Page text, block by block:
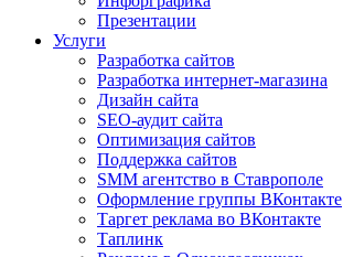
Презентации
Услуги
Разработка сайтов
Разработка интернет-магазина
Дизайн сайта
SEO-аудит сайта
Оптимизация сайтов
Поддержка сайтов
SMM агентство в Ставрополе
Оформление группы ВКонтакте
Таргет реклама во ВКонтакте
Таплинк